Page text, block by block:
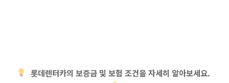
롯데렌터카의 보증금 및 보험 조건을 자세히 알아보세요.